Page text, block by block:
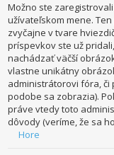
Možno ste
užívateľskom mene.
zvyčajne v tvare
príspevkov ste už
nachádzať väčší
vlastne unikátny
administrátorovi fóra, či
podobe sa zobrazia).
práve vtedy toto
dôvody (veríme, že sa
Hore